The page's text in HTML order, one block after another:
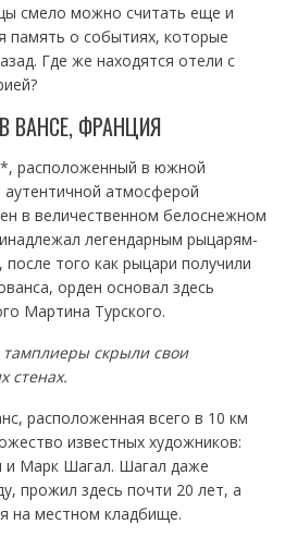
смело можно считать еще и
память о событиях, которые
Где же находятся отели с
ВАНСЕ, ФРАНЦИЯ
расположенный в южной
атмосферой
в величественном белоснежном
легендарным рыцарям-
того как рыцари получили
орден основал здесь
Мартина Турского.
тамплиеры скрыли свои
стенах.
расположенная всего в 10 км
известных художников:
и Марк Шагал. Шагал даже
прожил здесь почти 20 лет, а
на местном кладбище.